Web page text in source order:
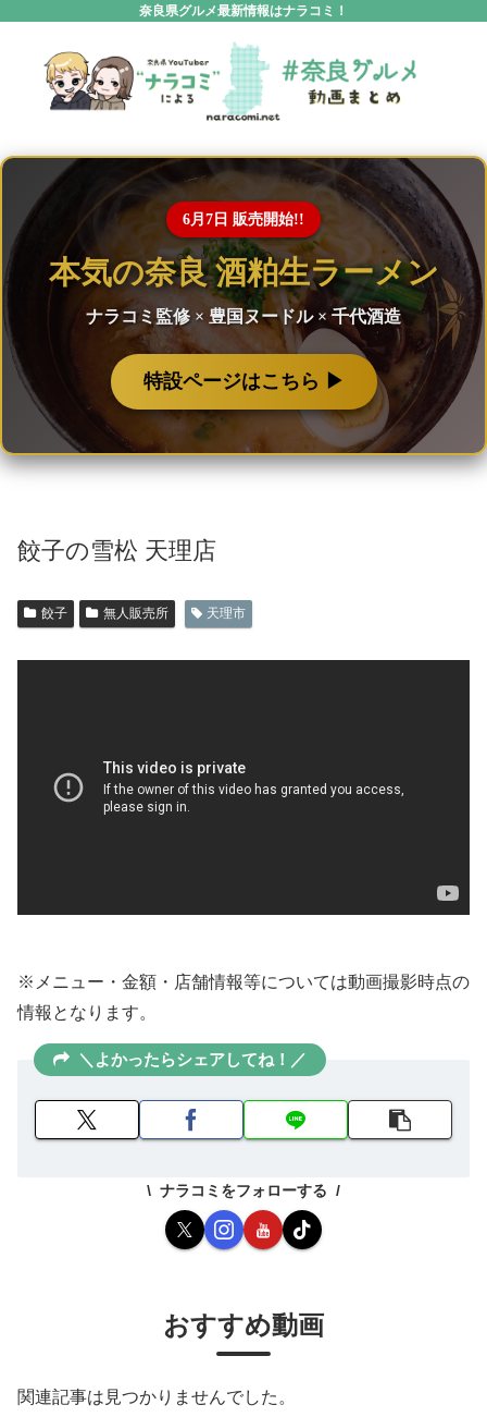
奈良県グルメ最新情報はナラコミ！
6月7日 販売開始!!
本気の奈良 酒粕生ラーメン
ナラコミ監修 × 豊国ヌードル × 千代酒造
特設ページはこちら ▶︎
餃子の雪松 天理店
餃子 無人販売所 天理市
※メニュー・金額・店舗情報等については動画撮影時点の
情報となります。
＼よかったらシェアしてね！／
ナラコミをフォローする
おすすめ動画
関連記事は見つかりませんでした。